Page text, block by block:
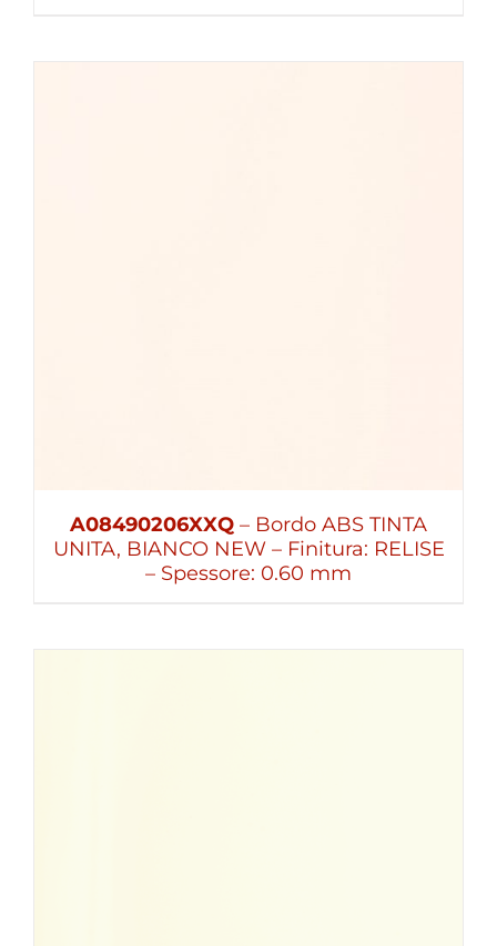
A08490206XXQ – Bordo ABS TINTA
UNITA, BIANCO NEW – Finitura: RELISE
– Spessore: 0.60 mm